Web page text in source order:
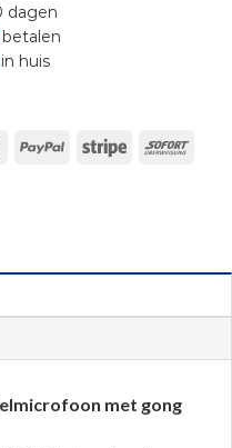
dagen
huis
met gong